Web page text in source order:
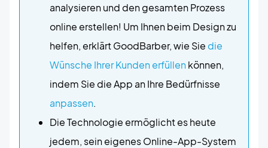
analysieren und den gesamten Prozess
online erstellen! Um Ihnen beim Design zu
helfen, erklärt GoodBarber, wie Sie die
Wünsche Ihrer Kunden erfüllenkönnen,
indem Sie die App an Ihre Bedürfnisse
anpassen.
Die Technologie ermöglicht es heute
jedem, sein eigenes Online-App-System